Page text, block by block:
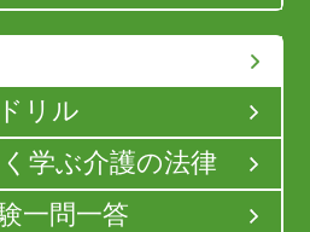
リル
学ぶ介護の法律
一問一答